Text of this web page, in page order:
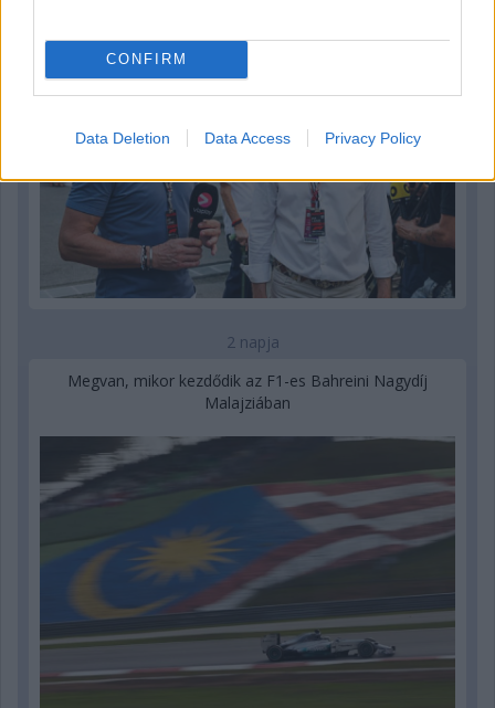
CONFIRM
Data Deletion Data Access Privacy Policy
2 napja
Megvan, mikor kezdődik az F1-es Bahreini Nagydíj
Malajziában